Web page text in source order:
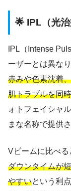
🌟 IPL（光治
IPL（Intense
ーザーとは異な
赤みや色素沈着
肌トラブルを同
ォトフェイシャ
まな名称で提供
Vビームに比べる
ダウンタイムが
やすいという利